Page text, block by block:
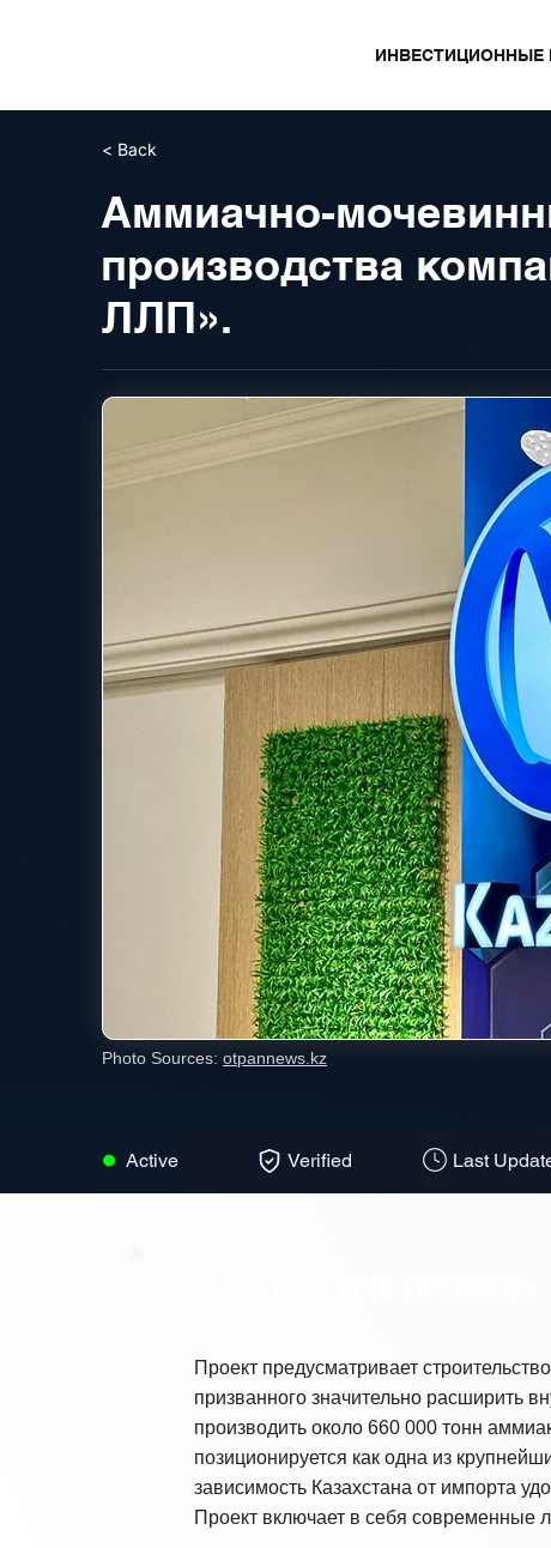
ИНВЕСТИЦИОННЫЕ
< Back
Аммиачно-
производства
ЛЛП».
Photo Sources: otpannews.kz
Active Verified Last
Проект предусматривает
призванного значительно расширить
производить около 660 000 тонн
позиционируется как одна из
зависимость Казахстана от импорта
Проект включает в себя современные